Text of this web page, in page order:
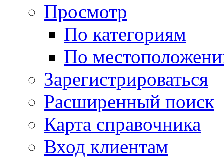
Просмотр
По категориям
По
Зарегистрироваться
Расширенный поиск
Карта справочника
Вход клиентам